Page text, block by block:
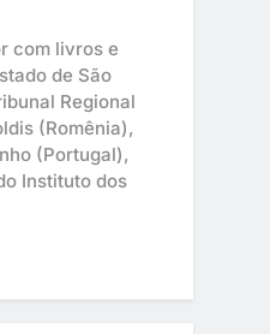
com livros e
de São
Regional
(Romênia),
(Portugal),
Instituto dos